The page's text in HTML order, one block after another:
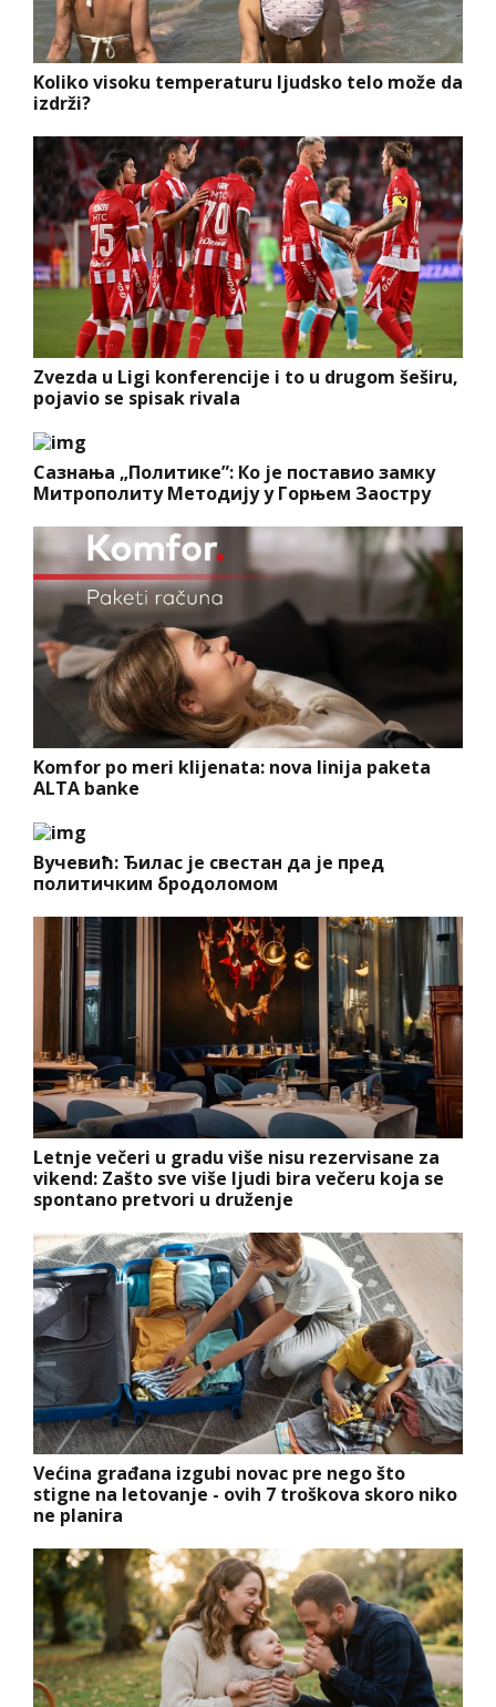
Koliko visoku temperaturu ljudsko telo može da
izdrži?
Zvezda u Ligi konferencije i to u drugom šeširu,
pojavio se spisak rivala
Сазнања „Политике”: Ко је поставио замку
Митрополиту Методију у Горњем Заостру
Komfor po meri klijenata: nova linija paketa
ALTA banke
Вучевић: Ђилас је свестан да је пред
политичким бродоломом
Letnje večeri u gradu više nisu rezervisane za
vikend: Zašto sve više ljudi bira večeru koja se
spontano pretvori u druženje
Većina građana izgubi novac pre nego što
stigne na letovanje - ovih 7 troškova skoro niko
ne planira